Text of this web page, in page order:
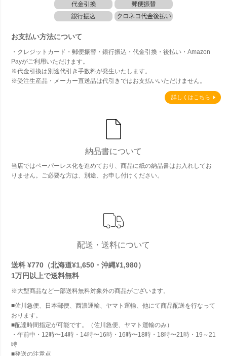
お支払い方法について
・クレジットカード・郵便振替・銀行振込・代金引換・後払い・Amazon
Payがご利用いただけます。
※代金引換は別途代引き手数料が発生いたします。
※受注生産品・メーカー直送品は代引きではお支払いいただけません。
詳しくはこちら
納品書について
当店ではペーパーレス化を進めており、商品に紙の納品書はお入れしてお
りません。ご必要な方は、別途、お申し付けください。
配送・送料について
送料 ¥770（北海道¥1,650・沖縄¥1,980）
1万円以上で送料無料
※大型商品など一部送料無料対象外の商品がございます。
■佐川急便、日本郵便、西濃運輸、ヤマト運輸、他にて商品配送を行なって
おります。
■配達時間指定が可能です。（佐川急便、ヤマト運輸のみ）
・午前中・12時〜14時・14時〜16時・16時〜18時・18時〜21時・19～21
時
■発送の注意点